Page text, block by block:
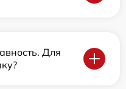
Для